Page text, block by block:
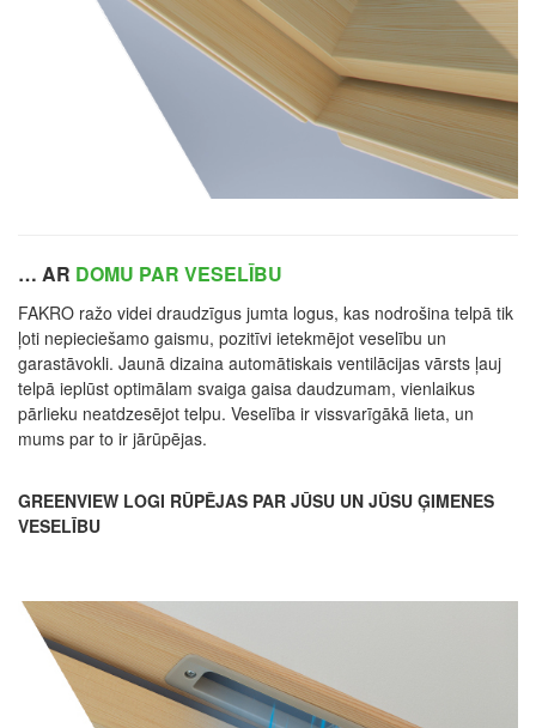
… AR DOMU PAR VESELĪBU
FAKRO ražo videi draudzīgus jumta logus, kas nodrošina telpā tik
ļoti nepieciešamo gaismu, pozitīvi ietekmējot veselību un
garastāvokli. Jaunā dizaina automātiskais ventilācijas vārsts ļauj
telpā ieplūst optimālam svaiga gaisa daudzumam, vienlaikus
pārlieku neatdzesējot telpu. Veselība ir vissvarīgākā lieta, un
mums par to ir jārūpējas.
GREENVIEW LOGI RŪPĒJAS PAR JŪSU UN JŪSU ĢIMENES
VESELĪBU